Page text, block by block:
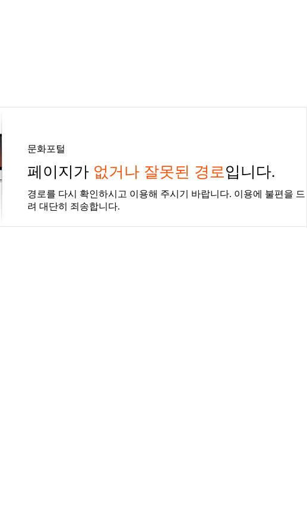
문화포털
페이지가 없거나 잘못된 경로입니다.
경로를 다시 확인하시고 이용해 주시기 바랍니다. 이용에 불편을 드
려 대단히 죄송합니다.